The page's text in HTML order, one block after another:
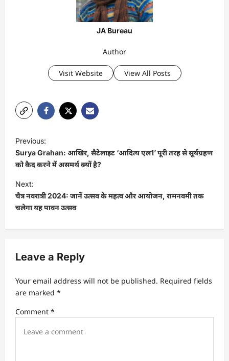
JA Bureau
Author
Visit Website View All Posts
o
s
t
n
a
v
g
a
t
i
Previous:
Surya Grahan: आखिर, सैटेलाइट ‘आदित्य एल1’ पूरी तरह से सूर्यग्रहण
को कैद करने में असमर्थ क्यों है?
Next:
चैत्र नवरात्री 2024: जानें उत्सव के महत्व और आयोजन, रामनवमी तक
चलेगा यह पावन उत्सव
Leave a Reply
Your email address will not be published. Required fields
are marked *
Comment *